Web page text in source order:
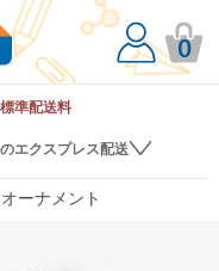
0
標準配送料
エクスプレス配送
ーナメント